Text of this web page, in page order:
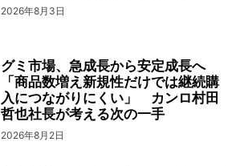
2026年8月3日
グミ市場、急成長から安定成長へ
「商品数増え新規性だけでは継続購
入につながりにくい」 カンロ村田
哲也社長が考える次の一手
2026年8月2日